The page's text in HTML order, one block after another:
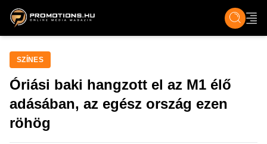
ZENE, FILM & KULT ÉLET TECH &
SZÍNES
Óriási baki hangzott el az M1 élő
adásában, az egész ország ezen
röhög